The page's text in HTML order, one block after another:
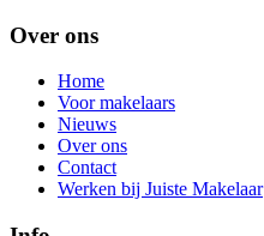
Over ons
Home
Voor makelaars
Nieuws
Over ons
Contact
Werken bij Juiste Makelaar